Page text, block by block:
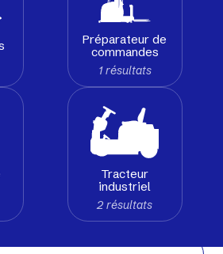
Préparateur de
commandes
1 résultats
Tracteur
industriel
2 résultats